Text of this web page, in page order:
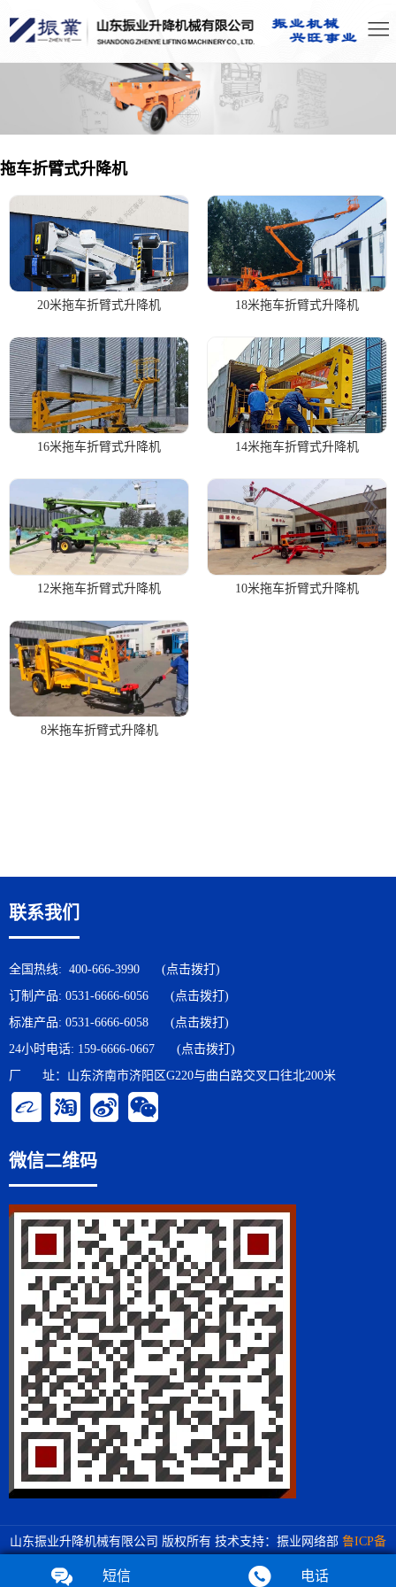
拖车折臂式升降机
20米拖车折臂式升降机 18米拖车折臂式升降机
16米拖车折臂式升降机 14米拖车折臂式升降机
12米拖车折臂式升降机 10米拖车折臂式升降机
8米拖车折臂式升降机
联系我们
全国热线: 400-666-3990
(点击拨打)
订制产品: 0531-6666-6056
(点击拨打)
标准产品: 0531-6666-6058
(点击拨打)
24小时电话: 159-6666-0667
(点击拨打)
厂 址：山东济南市济阳区G220与曲白路交叉口往北200米
微信二维码
山东振业升降机械有限公司 版权所有 技术支持：振业网络部 鲁ICP备
短信 电话